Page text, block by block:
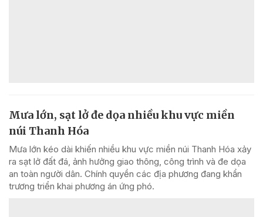
Mưa lớn, sạt lở đe dọa nhiều khu vực miền
núi Thanh Hóa
Mưa lớn kéo dài khiến nhiều khu vực miền núi Thanh Hóa xảy
ra sạt lở đất đá, ảnh hưởng giao thông, công trình và đe dọa
an toàn người dân. Chính quyền các địa phương đang khẩn
trương triển khai phương án ứng phó.